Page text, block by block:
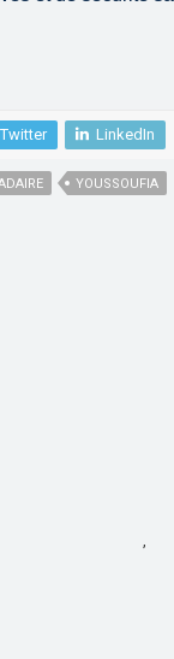
Twitter LinkedIn
YOUSSOUFIA